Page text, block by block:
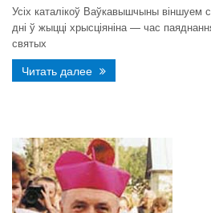
Усіх каталікоў Ваўкавышчыны віншуем
дні ў жыцці хрысціяніна — час
святых
Читать далее